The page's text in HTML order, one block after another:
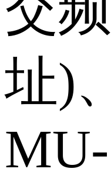
址)
MU-